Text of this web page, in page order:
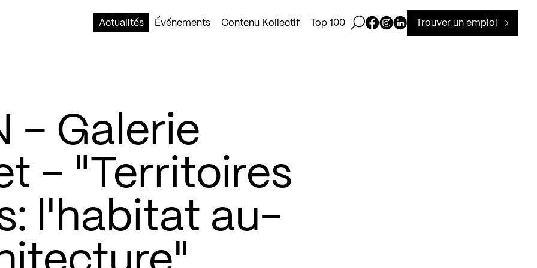
Actualités
Événements Contenu Kollectif Top 100 Ouvrir la barre de recherche
Page Facebook de Kollectif
Page Instagram de Kollectif
Page Linkedin de Kollectif
Trouver un emploi
– Galerie
– "Territoires
l'habitat au-